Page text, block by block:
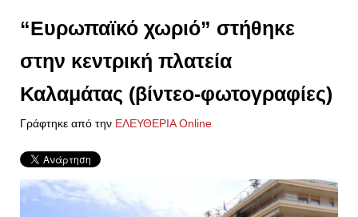
“Ευρωπαϊκό χωριό” στήθηκε
στην κεντρική πλατεία
Καλαμάτας (βίντεο-φωτογραφίες)
Γράφτηκε από την ΕΛΕΥΘΕΡΙΑ Online